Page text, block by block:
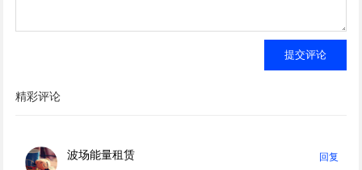
提交评论
精彩评论
波场能量租赁
回复